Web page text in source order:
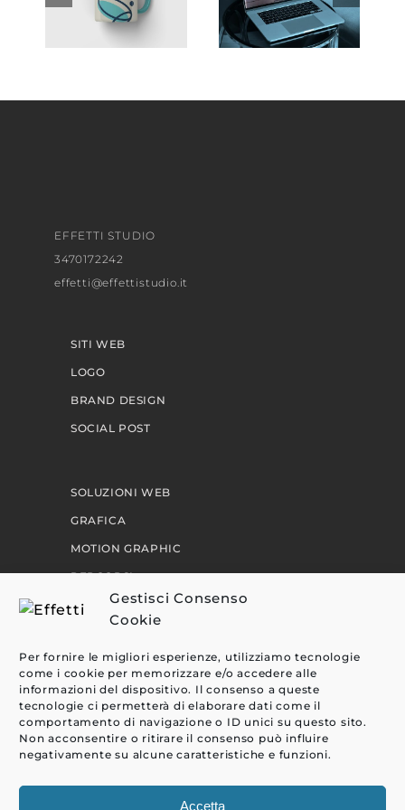
Gestisci Consenso
Cookie
Per fornire le migliori esperienze, utilizziamo tecnologie
come i cookie per memorizzare e/o accedere alle
informazioni del dispositivo. Il consenso a queste
tecnologie ci permetterà di elaborare dati come il
comportamento di navigazione o ID unici su questo sito.
Non acconsentire o ritirare il consenso può influire
negativamente su alcune caratteristiche e funzioni.
Accetta
EFFETTI STUDIO
3470172242
effetti@effettistudio.it
SITI WEB
LOGO
BRAND DESIGN
SOCIAL POST
SOLUZIONI WEB
GRAFICA
MOTION GRAPHIC
PERCORSI
CLIENTI
BLOG
CONTATTI